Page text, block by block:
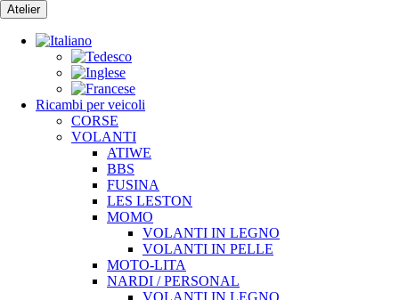
Vai
al
contenuto
Atelier
Ricambi per veicoli
CORSE
VOLANTI
ATIWE
BBS
FUSINA
LES LESTON
MOMO
VOLANTI IN LEGNO
VOLANTI IN PELLE
MOTO-LITA
NARDI / PERSONAL
VOLANTI IN LEGNO